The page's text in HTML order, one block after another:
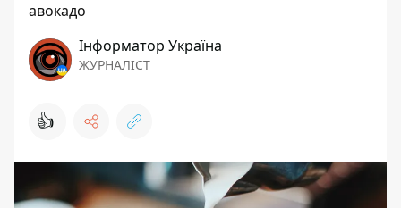
авокадо
Інформатор Україна
ЖУРНАЛІСТ
👍